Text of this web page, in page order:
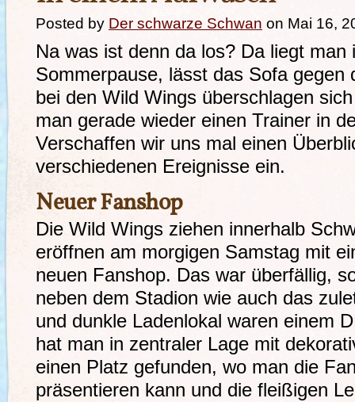
Posted by Der schwarze Schwan on Mai 16,
Na was ist denn da los? Da liegt man
Sommerpause, lässt das Sofa gegen
bei den Wild Wings überschlagen
man gerade wieder einen Trainer in
Verschaffen wir uns mal einen
verschiedenen Ereignisse ein.
Neuer Fanshop
Die Wild Wings ziehen innerhalb
eröffnen am morgigen Samstag mit
neuen Fanshop. Das war überfällig,
neben dem Stadion wie auch das
und dunkle Ladenlokal waren einem
hat man in zentraler Lage mit
einen Platz gefunden, wo man die
präsentieren kann und die fleißigen